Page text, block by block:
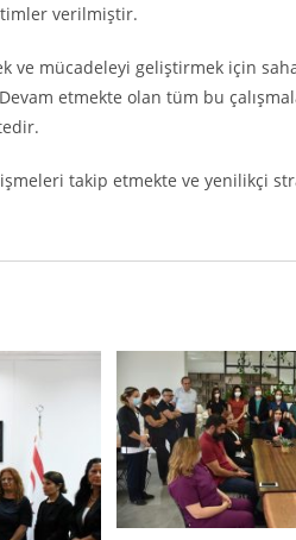
verilmiştir.
mücadeleyi geliştirmek için
etmekte olan tüm bu
takip etmekte ve yenilikçi